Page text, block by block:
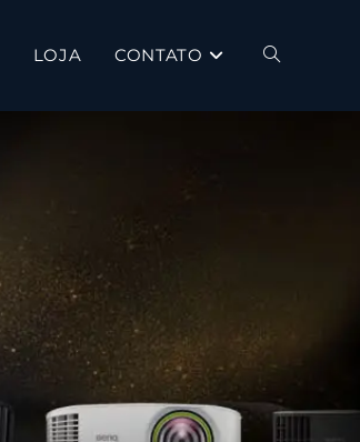
LOJA CONTATO